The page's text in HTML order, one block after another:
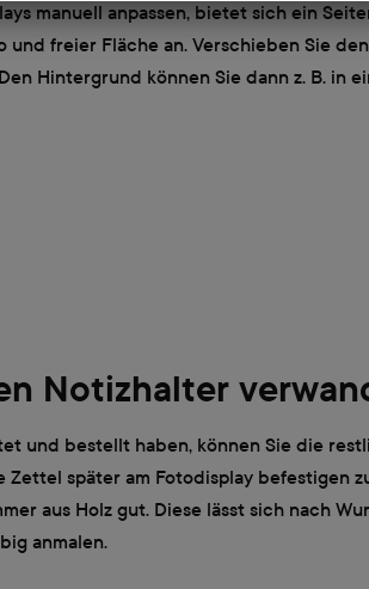
manuell anpassen, bietet sich ein
freier Fläche an. Verschieben Sie den
Hintergrund können Sie dann z. B. in
Notizhalter
und bestellt haben, können Sie die
Zettel später am Fotodisplay befestigen
aus Holz gut. Diese lässt sich nach
anmalen.